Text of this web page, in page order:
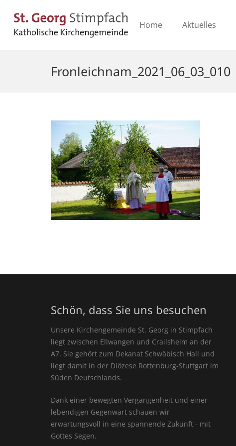
Home Aktuelles
Fronleichnam_2021_06_03_010
Schön, dass Sie uns besuchen
Unsere Kirchengemeinde St. Georg in Stimpfach
liegt zwischen Ellwangen und Crailsheim an der
A7. Sie gehört zum Dekanat Schwäbisch Hall und
liegt damit in der Diözese Rottenburg-Stuttgart im
Süden Deutschlands.
Dank einer bewegten Vergangenheit und einer
lebendigen Gegenwart schauen wir
erwartungsvoll in eine spannende Zukunft - mit
Gottes Segen.